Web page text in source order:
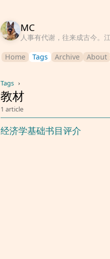
MC
人事有代谢，往来成古今。
Home Tags Archive About
Tags ›
教材
1 article
经济学基础书目评介